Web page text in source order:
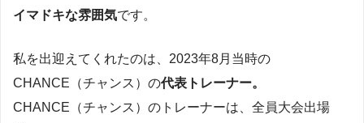
イマドキな雰囲気です。
私を出迎えてくれたのは、2023年8月当時の
CHANCE（チャンス）の代表トレーナー。
CHANCE（チャンス）のトレーナーは、全員大会出場